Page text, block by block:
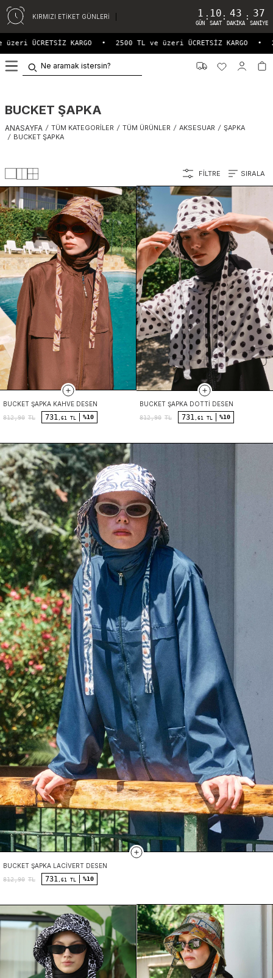
KIRMIZI ETİKET GÜNLERİ 1
GÜN
: 10
SAAT
: 43
DAKIKA
: 35
SANIYE
KARGO • 2500 TL ve üzeri ÜCRETSİZ KARGO • 2500
BUCKET ŞAPKA
ANASAYFA / TÜM KATEGORILER / TÜM ÜRÜNLER / AKSESUAR / ŞAPKA
/ BUCKET ŞAPKA
FILTRE SIRALA
BUCKET ŞAPKA KAHVE DESEN
812,90 TL 731 ,61 TL %10
BUCKET ŞAPKA DOTTI DESEN
812,90 TL 731 ,61 TL %10
BUCKET ŞAPKA LACIVERT DESEN
812,90 TL 731 ,61 TL %10